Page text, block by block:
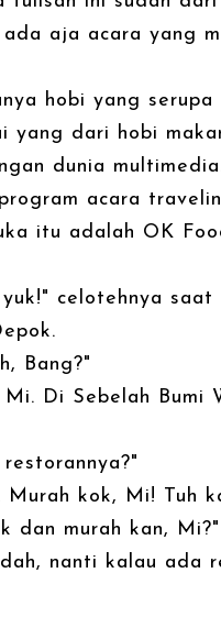
aja acara yang
hobi yang
yang dari hobi
dunia
acara
itu adalah OK
celotehnya
Bang?"
Di Sebelah Bumi
Murah kok, Mi! Tuh
dan murah kan, Mi?"
nanti kalau ada